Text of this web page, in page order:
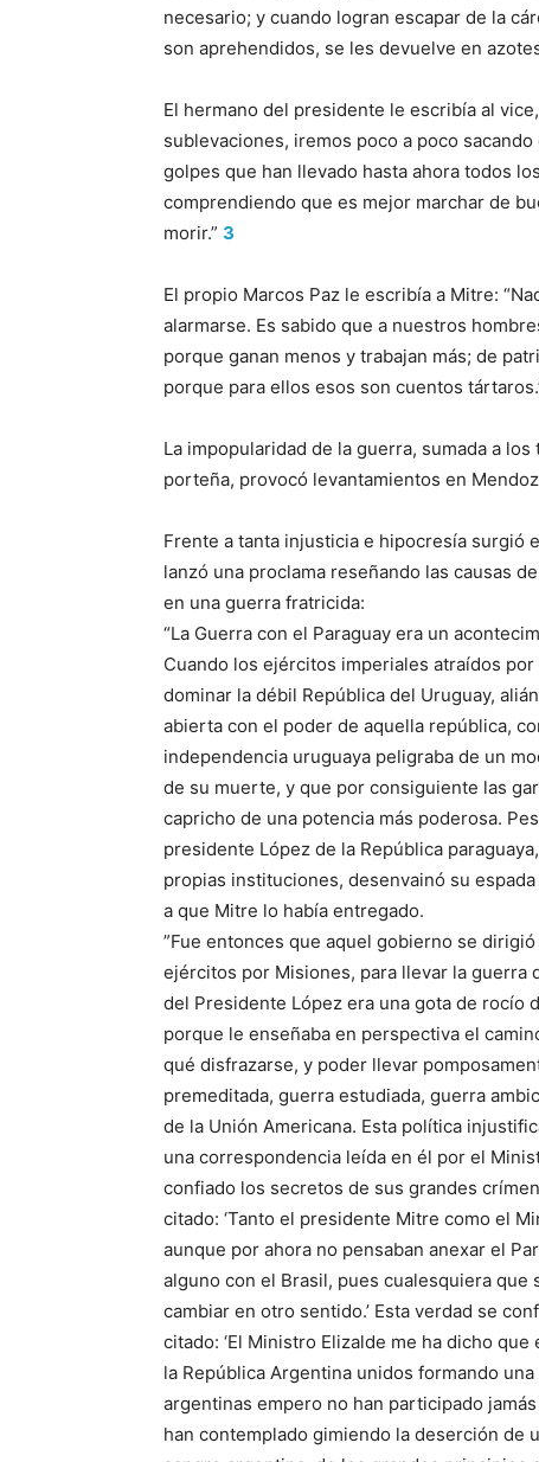
necesario; y cuando logran escapar de la
son aprehendidos, se les devuelve en
El hermano del presidente le escribía al
sublevaciones, iremos poco a poco
golpes que han llevado hasta ahora todos
comprendiendo que es mejor marchar de
morir.” 3
El propio Marcos Paz le escribía a Mitre:
alarmarse. Es sabido que a nuestros
porque ganan menos y trabajan más; de
porque para ellos esos son cuentos
La impopularidad de la guerra, sumada a
porteña, provocó levantamientos en
Frente a tanta injusticia e hipocresía surgió
lanzó una proclama reseñando las causas
en una guerra fratricida:
“La Guerra con el Paraguay era un
Cuando los ejércitos imperiales atraídos
dominar la débil República del Uruguay,
abierta con el poder de aquella república,
independencia uruguaya peligraba de un
de su muerte, y que por consiguiente las
capricho de una potencia más poderosa.
presidente López de la República
propias instituciones, desenvainó su
a que Mitre lo había entregado.
”Fue entonces que aquel gobierno se
ejércitos por Misiones, para llevar la guerra
del Presidente López era una gota de rocío
porque le enseñaba en perspectiva el
qué disfrazarse, y poder llevar
premeditada, guerra estudiada, guerra
de la Unión Americana. Esta política
una correspondencia leída en él por el
confiado los secretos de sus grandes
citado: ‘Tanto el presidente Mitre como el
aunque por ahora no pensaban anexar el
alguno con el Brasil, pues cualesquiera
cambiar en otro sentido.’ Esta verdad se
citado: ‘El Ministro Elizalde me ha dicho
la República Argentina unidos formando
argentinas empero no han participado
han contemplado gimiendo la deserción de